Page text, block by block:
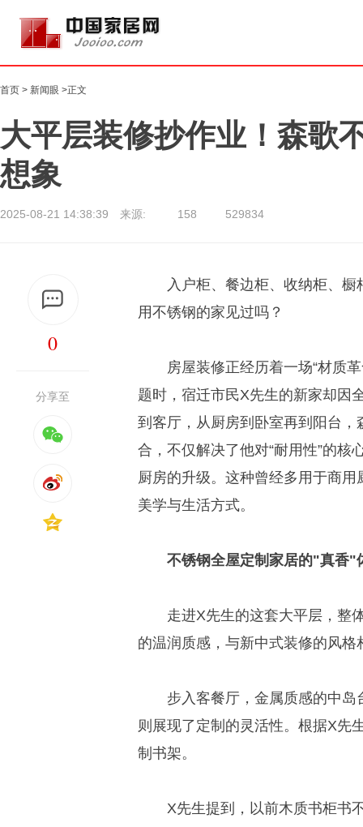
首页 > 新闻眼 >正文
大平层装修抄作业！森歌
想象
2025-08-21 14:38:39 来源: 158 529834
0
分享至
入户柜、餐边柜、收纳柜、
用不锈钢的家见过吗？
房屋装修正经历着一场“材质
题时，宿迁市民X先生的新家却因
到客厅，从厨房到卧室再到阳台
合，不仅解决了他对“耐用性”的核
厨房的升级。这种曾经多用于商
美学与生活方式。
不锈钢全屋定制家居的"真香"
走进X先生的这套大平层，整
的温润质感，与新中式装修的风格
步入客餐厅，金属质感的中
则展现了定制的灵活性。根据X先
制书架。
X先生提到，以前木质书柜书